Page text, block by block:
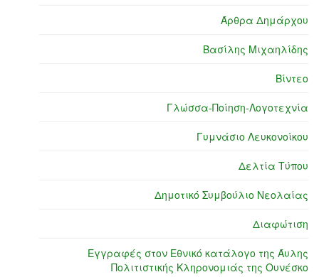
Άρθρα Δημάρχου
Βασίλης Μιχαηλίδης
Βίντεο
Γλώσσα-Ποίηση-Λογοτεχνία
Γυμνάσιο Λευκονοίκου
Δελτία Τύπου
Δημοτικό Συμβούλιο Νεολαίας
Διαφώτιση
Εγγραφές στον Εθνικό κατάλογο της Άυλης
Πολιτιστικής Κληρονομιάς της Ουνέσκο